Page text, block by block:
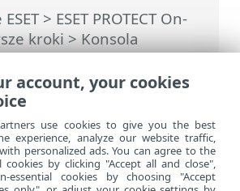
> ESET PROTECT On-
kroki>Konsola
PROTECT>
pliku CSV
account, your cookies
use cookies to give you the best
experience, analyze our website traffic,
personalized ads. You can agree to the
by clicking "Accept all and close",
essential cookies by choosing "Accept